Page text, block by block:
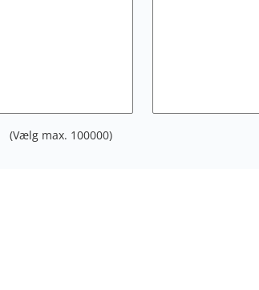
(Vælg max. 100000)